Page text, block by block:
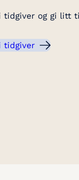
tidgiver og gi litt
tidgiver